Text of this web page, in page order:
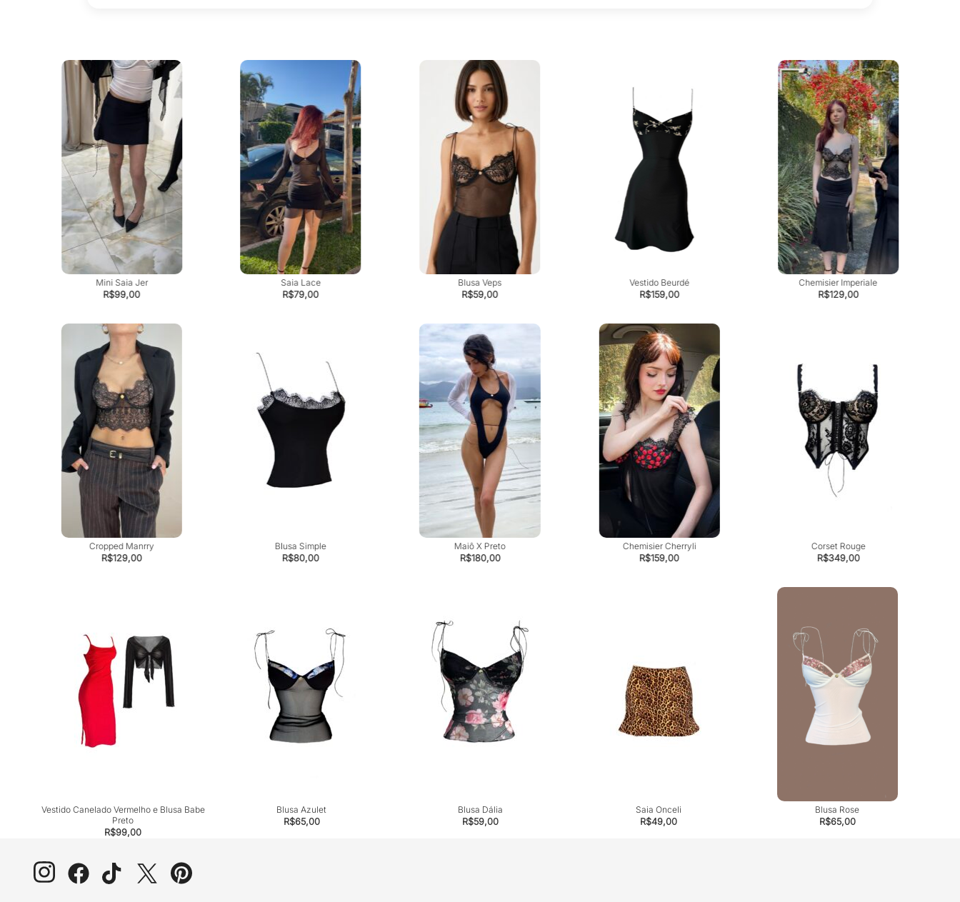
Mini Saia Jer
R$99,00
Saia Lace
R$79,00
Blusa Veps
R$59,00
Vestido Beurdé
R$159,00
Chemisier Imperiale
R$129,00
Corset Rouge
R$349,00
Chemisier Cherryli
R$159,00
Maiô X Preto
R$180,00
Blusa Simple
R$80,00
Cropped Manrry
R$129,00
Vestido Canelado Vermelho e Blusa Babe
Preto
R$99,00
Blusa Azulet
R$65,00
Blusa Dália
R$59,00
Saia Onceli
R$49,00
Blusa Rose
R$65,00